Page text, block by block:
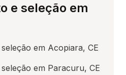
e seleção em
em Acopiara, CE
em Paracuru, CE